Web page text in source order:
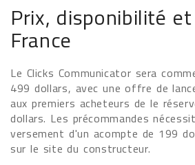
Prix, disponibilité
France
Le Clicks Communicator sera
499 dollars, avec une offre de
aux premiers acheteurs de le
dollars. Les précommandes
versement d'un acompte de 199
sur le site du constructeur.